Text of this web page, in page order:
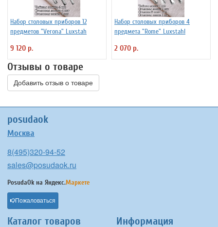
Набор столовых приборов 12
предметов "Verona" Luxstah
9 120 р.
Набор столовых приборов 4
предмета "Rome" Luxstahl
2 070 р.
Отзывы о товаре
Добавить отзыв о товаре
posudaok
Москва
8(495)320-94-52
sales@posudaok.ru
PosudaOk на Яндекс.Маркете
Пожаловаться
Каталог товаров Информация